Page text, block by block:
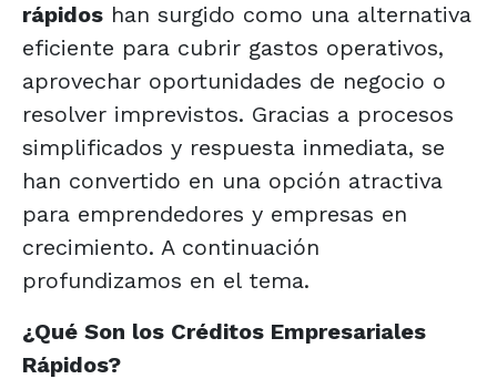
rápidos han surgido como una alternativa
eficiente para cubrir gastos operativos,
aprovechar oportunidades de negocio o
resolver imprevistos. Gracias a procesos
simplificados y respuesta inmediata, se
han convertido en una opción atractiva
para emprendedores y empresas en
crecimiento. A continuación
profundizamos en el tema.
¿Qué Son los Créditos Empresariales
Rápidos?